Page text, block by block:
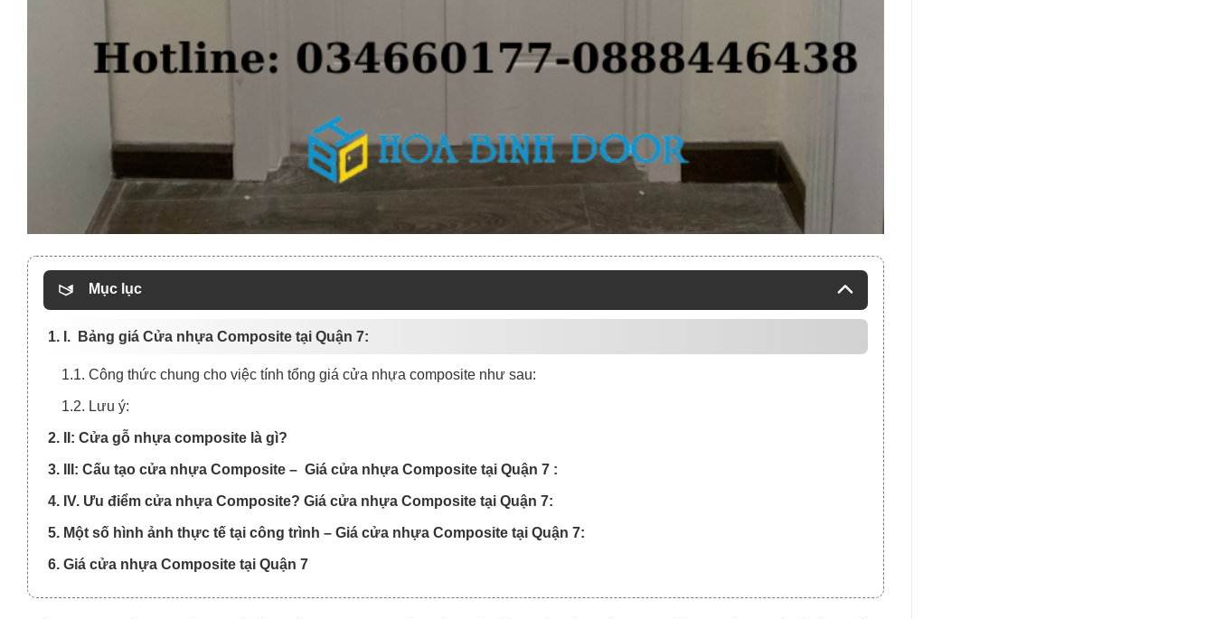
Mục lục
1. I. Bảng giá Cửa nhựa Composite tại Quận 7:
1.1. Công thức chung cho việc tính tổng giá cửa nhựa composite như sau:
1.2. Lưu ý:
2. II: Cửa gỗ nhựa composite là gì?
3. III: Cấu tạo cửa nhựa Composite – Giá cửa nhựa Composite tại Quận 7 :
4. IV. Ưu điểm cửa nhựa Composite? Giá cửa nhựa Composite tại Quận 7:
5. Một số hình ảnh thực tế tại công trình – Giá cửa nhựa Composite tại Quận 7:
6. Giá cửa nhựa Composite tại Quận 7